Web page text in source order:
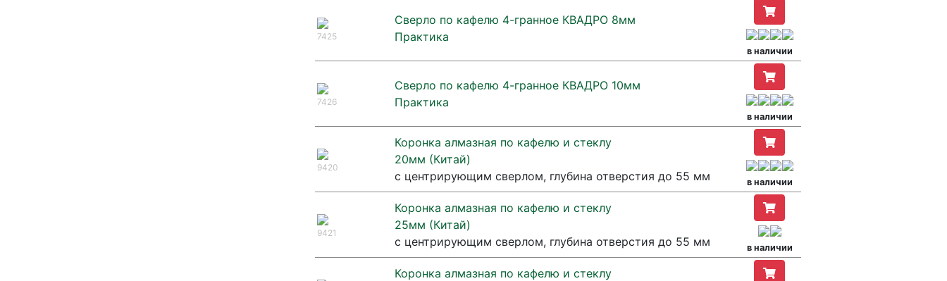
7425
Сверло по кафелю 4-гранное КВАДРО 8мм
Практика
в наличии
7426
Сверло по кафелю 4-гранное КВАДРО 10мм
Практика
в наличии
9420
Коронка алмазная по кафелю и стеклу
20мм (Китай)
с центрирующим сверлом, глубина отверстия до 55 мм
в наличии
9421
Коронка алмазная по кафелю и стеклу
25мм (Китай)
с центрирующим сверлом, глубина отверстия до 55 мм
в наличии
Коронка алмазная по кафелю и стеклу